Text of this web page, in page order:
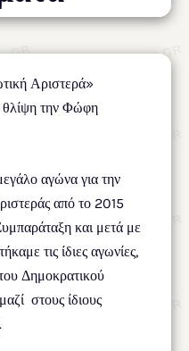
Αριστερά»
θλίψη την Φώφη
αγώνα για την
από το 2015
και μετά με
τις ίδιες αγωνίες,
του Δημοκρατικού
στους ίδιους